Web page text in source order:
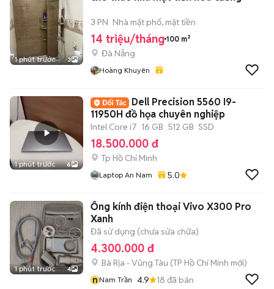
1 phút trước 3
3 PN Nhà mặt phố, mặt tiền
14 triệu/tháng 100 m²
Đà Nẵng
Hoàng Khuyên
1 phút trước 6
Dell Precision 5560 I9-
11950H đồ họa chuyên nghiệp
Intel Core i7 16 GB 512 GB SSD
18.500.000 đ
Tp Hồ Chí Minh
Laptop An Nam 5.0
1 phút trước 4
Ống kính điện thoại Vivo X300 Pro
Xanh
Đã sử dụng (chưa sửa chữa)
4.300.000 đ
Bà Rịa - Vũng Tàu (TP Hồ Chí Minh mới)
nNam Trần 4.9 18 đã bán